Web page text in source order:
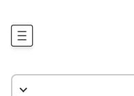
آموزش املاک